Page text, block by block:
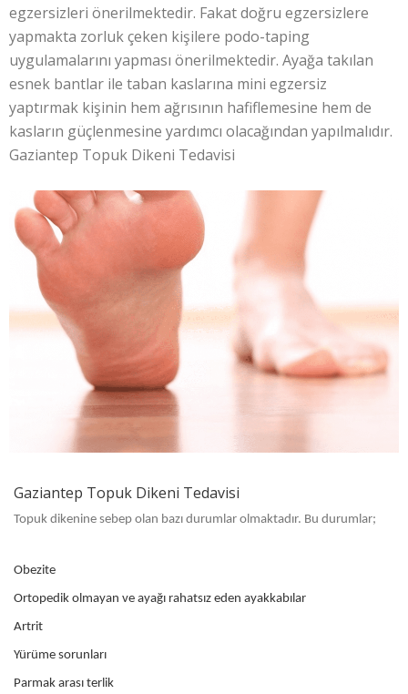
egzersizleri önerilmektedir. Fakat doğru egzersizlere
yapmakta zorluk çeken kişilere podo-taping
uygulamalarını yapması önerilmektedir. Ayağa takılan
esnek bantlar ile taban kaslarına mini egzersiz
yaptırmak kişinin hem ağrısının hafiflemesine hem de
kasların güçlenmesine yardımcı olacağından yapılmalıdır.
Gaziantep Topuk Dikeni Tedavisi
Gaziantep Topuk Dikeni Tedavisi
Topuk dikenine sebep olan bazı durumlar olmaktadır. Bu durumlar;
Obezite
Ortopedik olmayan ve ayağı rahatsız eden ayakkabılar
Artrit
Yürüme sorunları
Parmak arası terlik